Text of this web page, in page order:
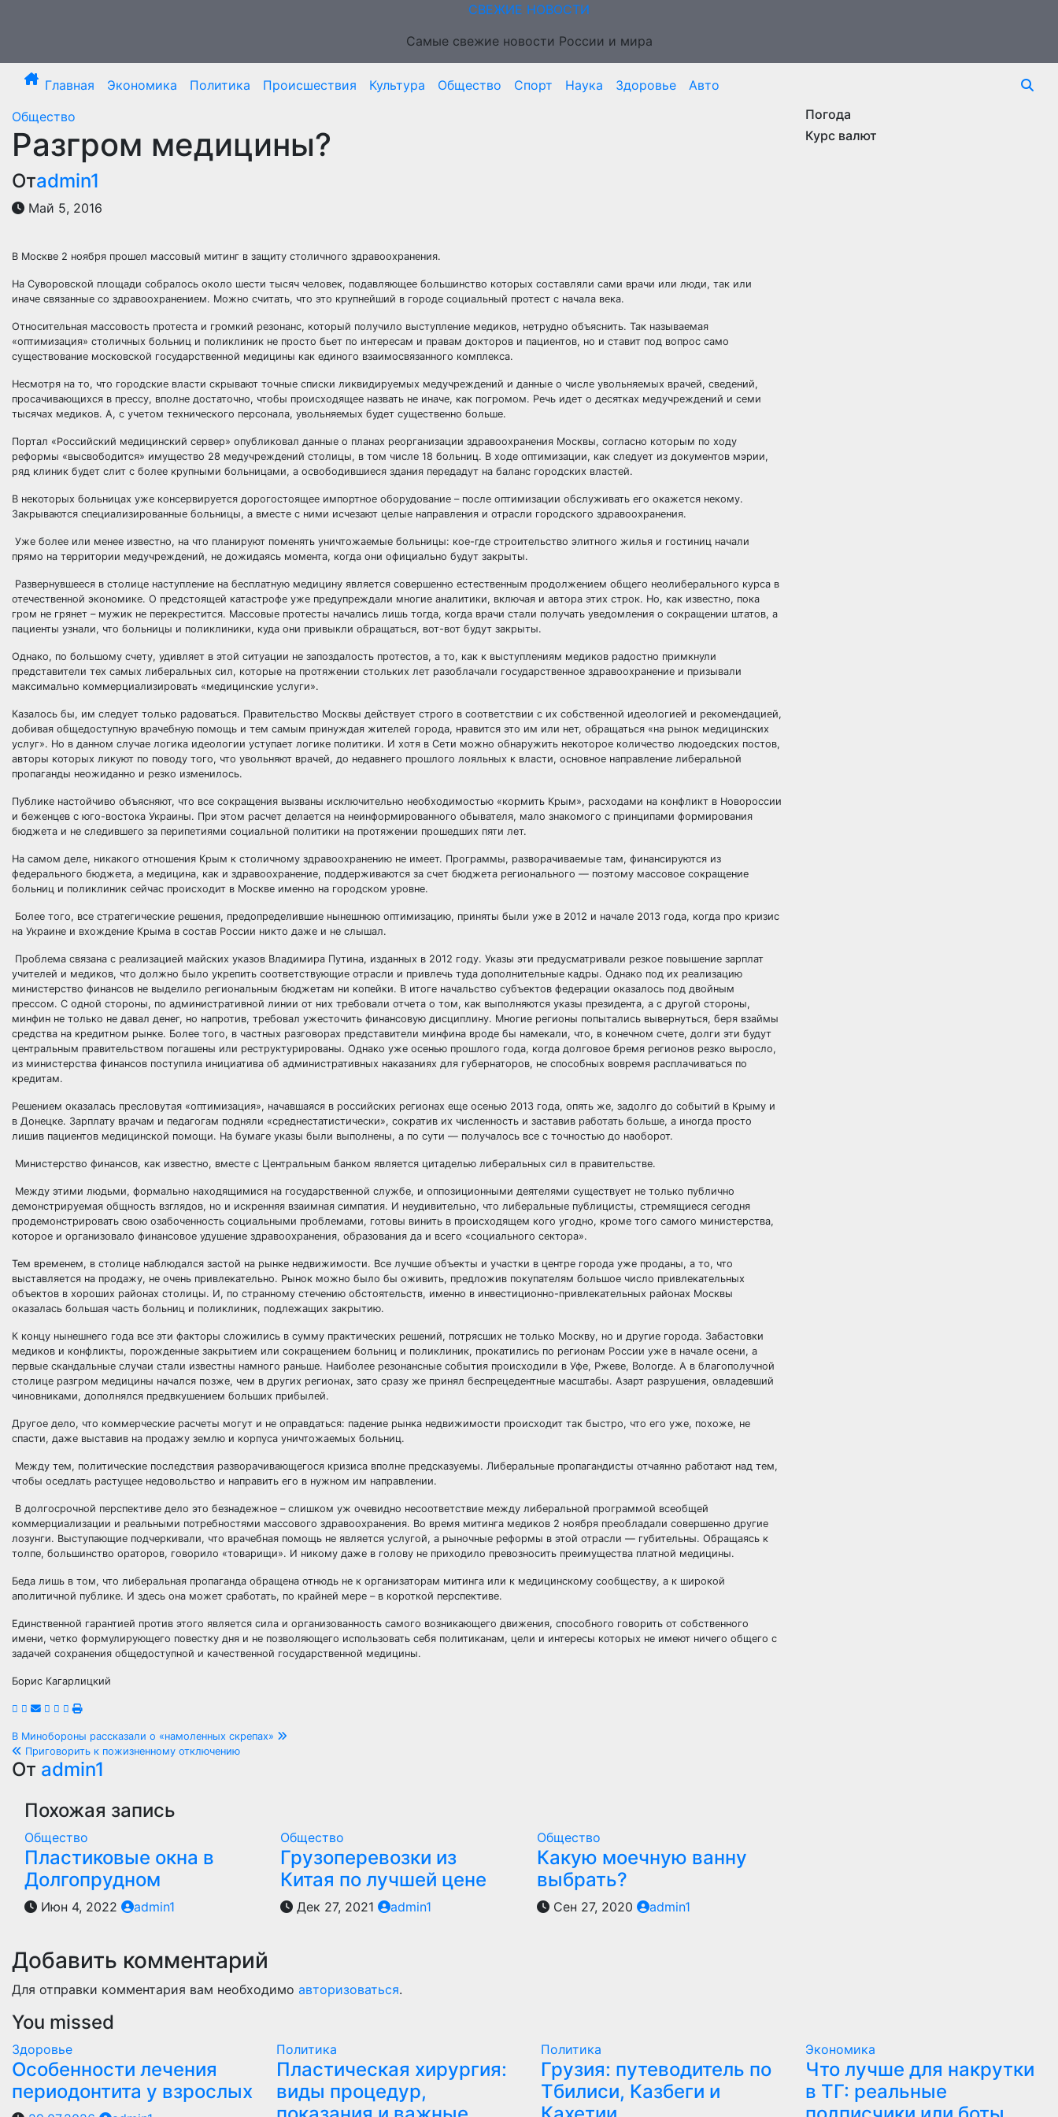
СВЕЖИЕ НОВОСТИ
Самые свежие новости России и мира
Главная Экономика Политика Происшествия Культура Общество Спорт Наука Здоровье
Авто
Общество
Разгром медицины?
Отadmin1
Май 5, 2016
В Москве 2 ноября прошел массовый митинг в защиту столичного здравоохранения.
На Суворовской площади собралось около шести тысяч человек, подавляющее большинство которых составляли сами врачи или люди, так или
иначе связанные со здравоохранением. Можно считать, что это крупнейший в городе социальный протест с начала века.
Относительная массовость протеста и громкий резонанс, который получило выступление медиков, нетрудно объяснить. Так называемая
«оптимизация» столичных больниц и поликлиник не просто бьет по интересам и правам докторов и пациентов, но и ставит под вопрос само
существование московской государственной медицины как единого взаимосвязанного комплекса.
Несмотря на то, что городские власти скрывают точные списки ликвидируемых медучреждений и данные о числе увольняемых врачей, сведений,
просачивающихся в прессу, вполне достаточно, чтобы происходящее назвать не иначе, как погромом. Речь идет о десятках медучреждений и семи
тысячах медиков. А, с учетом технического персонала, увольняемых будет существенно больше.
Портал «Российский медицинский сервер» опубликовал данные о планах реорганизации здравоохранения Москвы, согласно которым по ходу
реформы «высвободится» имущество 28 медучреждений столицы, в том числе 18 больниц. В ходе оптимизации, как следует из документов мэрии,
ряд клиник будет слит с более крупными больницами, а освободившиеся здания передадут на баланс городских властей.
В некоторых больницах уже консервируется дорогостоящее импортное оборудование – после оптимизации обслуживать его окажется некому.
Закрываются специализированные больницы, а вместе с ними исчезают целые направления и отрасли городского здравоохранения.
Уже более или менее известно, на что планируют поменять уничтожаемые больницы: кое-где строительство элитного жилья и гостиниц начали
прямо на территории медучреждений, не дожидаясь момента, когда они официально будут закрыты.
Развернувшееся в столице наступление на бесплатную медицину является совершенно естественным продолжением общего неолиберального курса в
отечественной экономике. О предстоящей катастрофе уже предупреждали многие аналитики, включая и автора этих строк. Но, как известно, пока
гром не грянет – мужик не перекрестится. Массовые протесты начались лишь тогда, когда врачи стали получать уведомления о сокращении штатов, а
пациенты узнали, что больницы и поликлиники, куда они привыкли обращаться, вот-вот будут закрыты.
Однако, по большому счету, удивляет в этой ситуации не запоздалость протестов, а то, как к выступлениям медиков радостно примкнули
представители тех самых либеральных сил, которые на протяжении стольких лет разоблачали государственное здравоохранение и призывали
максимально коммерциализировать «медицинские услуги».
Казалось бы, им следует только радоваться. Правительство Москвы действует строго в соответствии с их собственной идеологией и рекомендацией,
добивая общедоступную врачебную помощь и тем самым принуждая жителей города, нравится это им или нет, обращаться «на рынок медицинских
услуг». Но в данном случае логика идеологии уступает логике политики. И хотя в Сети можно обнаружить некоторое количество людоедских постов,
авторы которых ликуют по поводу того, что увольняют врачей, до недавнего прошлого лояльных к власти, основное направление либеральной
пропаганды неожиданно и резко изменилось.
Публике настойчиво объясняют, что все сокращения вызваны исключительно необходимостью «кормить Крым», расходами на конфликт в Новороссии
и беженцев с юго-востока Украины. При этом расчет делается на неинформированного обывателя, мало знакомого с принципами формирования
бюджета и не следившего за перипетиями социальной политики на протяжении прошедших пяти лет.
На самом деле, никакого отношения Крым к столичному здравоохранению не имеет. Программы, разворачиваемые там, финансируются из
федерального бюджета, а медицина, как и здравоохранение, поддерживаются за счет бюджета регионального — поэтому массовое сокращение
больниц и поликлиник сейчас происходит в Москве именно на городском уровне.
Более того, все стратегические решения, предопределившие нынешнюю оптимизацию, приняты были уже в 2012 и начале 2013 года, когда про кризис
на Украине и вхождение Крыма в состав России никто даже и не слышал.
Проблема связана с реализацией майских указов Владимира Путина, изданных в 2012 году. Указы эти предусматривали резкое повышение зарплат
учителей и медиков, что должно было укрепить соответствующие отрасли и привлечь туда дополнительные кадры. Однако под их реализацию
министерство финансов не выделило региональным бюджетам ни копейки. В итоге начальство субъектов федерации оказалось под двойным
прессом. С одной стороны, по административной линии от них требовали отчета о том, как выполняются указы президента, а с другой стороны,
минфин не только не давал денег, но напротив, требовал ужесточить финансовую дисциплину. Многие регионы попытались вывернуться, беря взаймы
средства на кредитном рынке. Более того, в частных разговорах представители минфина вроде бы намекали, что, в конечном счете, долги эти будут
центральным правительством погашены или реструктурированы. Однако уже осенью прошлого года, когда долговое бремя регионов резко выросло,
из министерства финансов поступила инициатива об административных наказаниях для губернаторов, не способных вовремя расплачиваться по
кредитам.
Решением оказалась пресловутая «оптимизация», начавшаяся в российских регионах еще осенью 2013 года, опять же, задолго до событий в Крыму и
в Донецке. Зарплату врачам и педагогам подняли «среднестатистически», сократив их численность и заставив работать больше, а иногда просто
лишив пациентов медицинской помощи. На бумаге указы были выполнены, а по сути — получалось все с точностью до наоборот.
Министерство финансов, как известно, вместе с Центральным банком является цитаделью либеральных сил в правительстве.
Между этими людьми, формально находящимися на государственной службе, и оппозиционными деятелями существует не только публично
демонстрируемая общность взглядов, но и искренняя взаимная симпатия. И неудивительно, что либеральные публицисты, стремящиеся сегодня
продемонстрировать свою озабоченность социальными проблемами, готовы винить в происходящем кого угодно, кроме того самого министерства,
которое и организовало финансовое удушение здравоохранения, образования да и всего «социального сектора».
Тем временем, в столице наблюдался застой на рынке недвижимости. Все лучшие объекты и участки в центре города уже проданы, а то, что
выставляется на продажу, не очень привлекательно. Рынок можно было бы оживить, предложив покупателям большое число привлекательных
объектов в хороших районах столицы. И, по странному стечению обстоятельств, именно в инвестиционно-привлекательных районах Москвы
оказалась большая часть больниц и поликлиник, подлежащих закрытию.
К концу нынешнего года все эти факторы сложились в сумму практических решений, потрясших не только Москву, но и другие города. Забастовки
медиков и конфликты, порожденные закрытием или сокращением больниц и поликлиник, прокатились по регионам России уже в начале осени, а
первые скандальные случаи стали известны намного раньше. Наиболее резонансные события происходили в Уфе, Ржеве, Вологде. А в благополучной
столице разгром медицины начался позже, чем в других регионах, зато сразу же принял беспрецедентные масштабы. Азарт разрушения, овладевший
чиновниками, дополнялся предвкушением больших прибылей.
Другое дело, что коммерческие расчеты могут и не оправдаться: падение рынка недвижимости происходит так быстро, что его уже, похоже, не
спасти, даже выставив на продажу землю и корпуса уничтожаемых больниц.
Между тем, политические последствия разворачивающегося кризиса вполне предсказуемы. Либеральные пропагандисты отчаянно работают над тем,
чтобы оседлать растущее недовольство и направить его в нужном им направлении.
В долгосрочной перспективе дело это безнадежное – слишком уж очевидно несоответствие между либеральной программой всеобщей
коммерциализации и реальными потребностями массового здравоохранения. Во время митинга медиков 2 ноября преобладали совершенно другие
лозунги. Выступающие подчеркивали, что врачебная помощь не является услугой, а рыночные реформы в этой отрасли — губительны. Обращаясь к
толпе, большинство ораторов, говорило «товарищи». И никому даже в голову не приходило превозносить преимущества платной медицины.
Беда лишь в том, что либеральная пропаганда обращена отнюдь не к организаторам митинга или к медицинскому сообществу, а к широкой
аполитичной публике. И здесь она может сработать, по крайней мере – в короткой перспективе.
Единственной гарантией против этого является сила и организованность самого возникающего движения, способного говорить от собственного
имени, четко формулирующего повестку дня и не позволяющего использовать себя политиканам, цели и интересы которых не имеют ничего общего с
задачей сохранения общедоступной и качественной государственной медицины.
Борис Кагарлицкий
Навигация
по
записям
В Минобороны рассказали о «намоленных скрепах»
Приговорить к пожизненному отключению
От admin1
Похожая запись
Общество
Пластиковые окна в
Долгопрудном
Июн 4, 2022 admin1
Общество
Грузоперевозки из
Китая по лучшей цене
Дек 27, 2021 admin1
Общество
Какую моечную ванну
выбрать?
Сен 27, 2020 admin1
Добавить комментарий
Для отправки комментария вам необходимо авторизоваться.
Погода
Курс валют
You missed
Здоровье
Особенности лечения
периодонтита у взрослых
Политика
Пластическая хирургия:
виды процедур,
Политика
Грузия: путеводитель по
Тбилиси, Казбеги и
Экономика
Что лучше для накрутки
в ТГ: реальные